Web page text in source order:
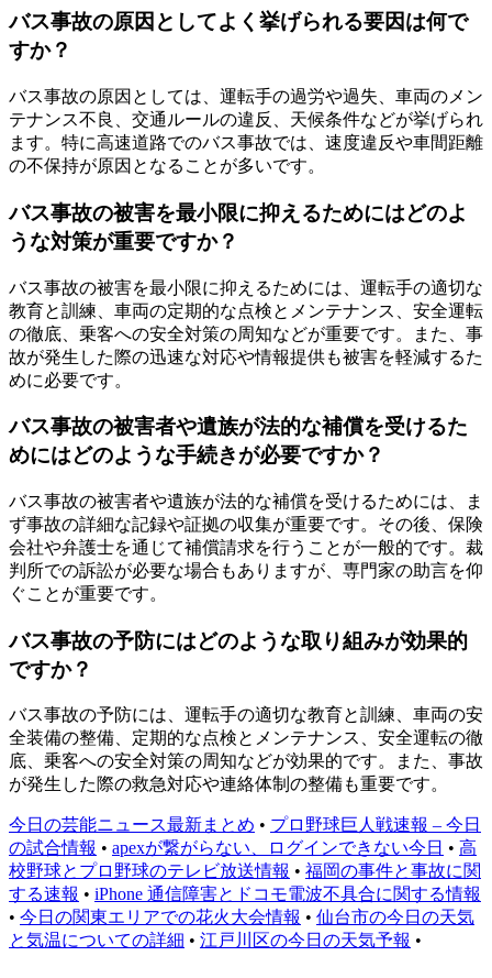
バス事故の原因としてよく挙げられる要因は何で
すか？
バス事故の原因としては、運転手の過労や過失、車両のメン
テナンス不良、交通ルールの違反、天候条件などが挙げられ
ます。特に高速道路でのバス事故では、速度違反や車間距離
の不保持が原因となることが多いです。
バス事故の被害を最小限に抑えるためにはどのよ
うな対策が重要ですか？
バス事故の被害を最小限に抑えるためには、運転手の適切な
教育と訓練、車両の定期的な点検とメンテナンス、安全運転
の徹底、乗客への安全対策の周知などが重要です。また、事
故が発生した際の迅速な対応や情報提供も被害を軽減するた
めに必要です。
バス事故の被害者や遺族が法的な補償を受けるた
めにはどのような手続きが必要ですか？
バス事故の被害者や遺族が法的な補償を受けるためには、ま
ず事故の詳細な記録や証拠の収集が重要です。その後、保険
会社や弁護士を通じて補償請求を行うことが一般的です。裁
判所での訴訟が必要な場合もありますが、専門家の助言を仰
ぐことが重要です。
バス事故の予防にはどのような取り組みが効果的
ですか？
バス事故の予防には、運転手の適切な教育と訓練、車両の安
全装備の整備、定期的な点検とメンテナンス、安全運転の徹
底、乗客への安全対策の周知などが効果的です。また、事故
が発生した際の救急対応や連絡体制の整備も重要です。
今日の芸能ニュース最新まとめ • プロ野球巨人戦速報 – 今日
の試合情報 • apexが繋がらない、ログインできない今日 • 高
校野球とプロ野球のテレビ放送情報 • 福岡の事件と事故に関
する速報 • iPhone 通信障害とドコモ電波不具合に関する情報
• 今日の関東エリアでの花火大会情報 • 仙台市の今日の天気
と気温についての詳細 • 江戸川区の今日の天気予報 •